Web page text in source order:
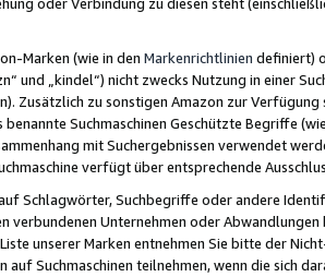
Marken (wie in den Markenrichtlinien definiert)
und „kindel“) nicht zwecks Nutzung in einer
Zusätzlich zu sonstigen Amazon zur
benannte Suchmaschinen Geschützte Begriffe
mit Suchergebnissen verwendet
verfügt über entsprechende
Schlagwörter, Suchbegriffe oder andere
verbundenen Unternehmen oder
unserer Marken entnehmen Sie bitte der
auf Suchmaschinen teilnehmen, wenn die sich